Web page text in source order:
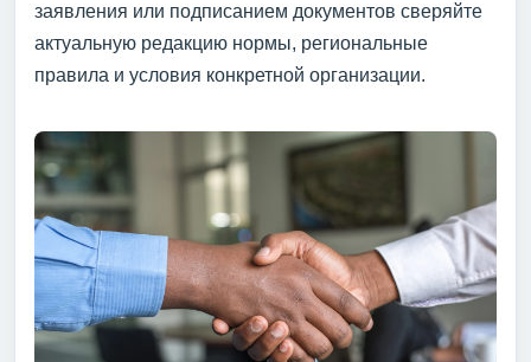
заявления или подписанием документов сверяйте
актуальную редакцию нормы, региональные
правила и условия конкретной организации.